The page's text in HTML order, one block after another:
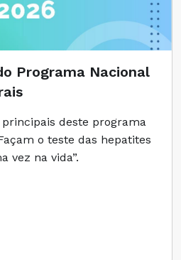
Programa Nacional
deste programa
o teste das hepatites
vez na vida”.